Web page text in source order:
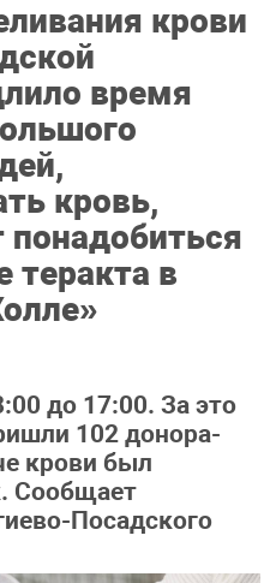
крови
время
кровь,
теракта в
до 17:00. За это
102 донора-
крови был
Сообщает
Посадского